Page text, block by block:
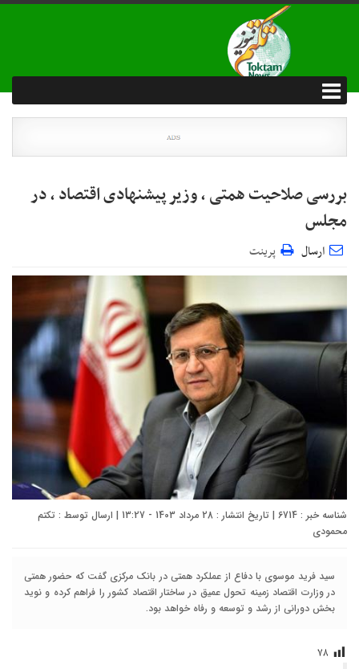
بررسی صلاحیت همتی ، وزیر پیشنهادی اقتصاد ، در
مجلس
ارسال پرینت
شناسه خبر : 6714 | تاریخ انتشار : 28 مرداد 1403 - 13:27 | ارسال توسط :
تکتم
محمودی
سید فرید موسوی با دفاع از عملکرد همتی در بانک مرکزی گفت که حضور همتی
در وزارت اقتصاد زمینه تحول عمیق در ساختار اقتصاد کشور را فراهم کرده و نوید
بخش دورانی از رشد و توسعه و رفاه خواهد بود.
۷۸